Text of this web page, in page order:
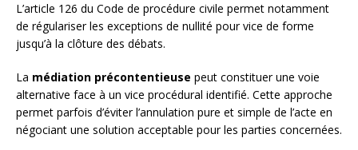
L’article 126 du Code de procédure civile permet notamment
de régulariser les exceptions de nullité pour vice de forme
jusqu’à la clôture des débats.
La médiation précontentieuse peut constituer une voie
alternative face à un vice procédural identifié. Cette approche
permet parfois d’éviter l’annulation pure et simple de l’acte en
négociant une solution acceptable pour les parties concernées.